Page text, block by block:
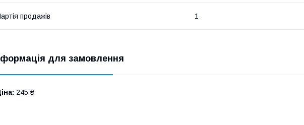
продажів 1
для замовлення
245 ₴